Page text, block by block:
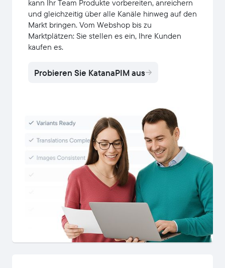
kann Ihr Team Produkte vorbereiten, anreichern
und gleichzeitig über alle Kanäle hinweg auf den
Markt bringen. Vom Webshop bis zu
Marktplätzen: Sie stellen es ein, Ihre Kunden
kaufen es.
Probieren Sie KatanaPIM aus